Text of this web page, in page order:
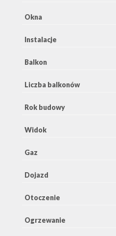
Okna
Instalacje
Balkon
Liczba balkonów
Rok budowy
Widok
Gaz
Dojazd
Otoczenie
Ogrzewanie